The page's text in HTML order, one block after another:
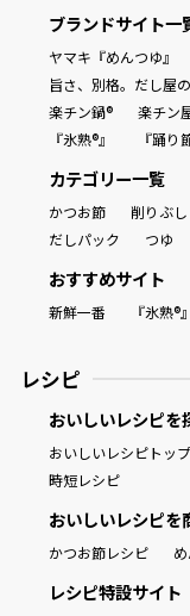
ブランドサイト一
ヤマキ『めんつゆ』
旨さ、別格。だし屋
楽チン鍋®
楽チン
『氷熟®』
『踊り
カテゴリー一覧
かつお節 削りぶし
だしパック
つゆ
おすすめサイト
新鮮一番 『氷熟®』
レシピ
おいしいレシピを
おいしいレシピトップ
時短レシピ
おいしいレシピを
かつお節レシピ
レシピ特設サイト